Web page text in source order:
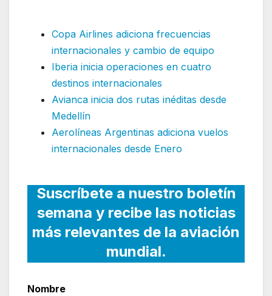
Copa Airlines adiciona frecuencias
internacionales y cambio de equipo
Iberia inicia operaciones en cuatro
destinos internacionales
Avianca inicia dos rutas inéditas desde
Medellín
Aerolíneas Argentinas adiciona vuelos
internacionales desde Enero
Suscríbete a nuestro boletín
semana y recibe las noticias
más relevantes de la aviación
mundial.
Nombre